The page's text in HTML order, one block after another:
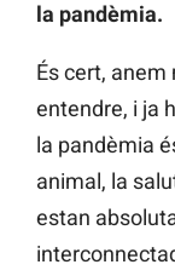
la pandèmia.
És cert,
entendre, i ja
la pandèmia
animal, la
estan